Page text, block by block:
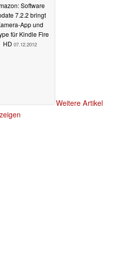
Software
7.2.2 bringt
App und
für Kindle Fire
HD 07.12.2012
Weitere Artikel